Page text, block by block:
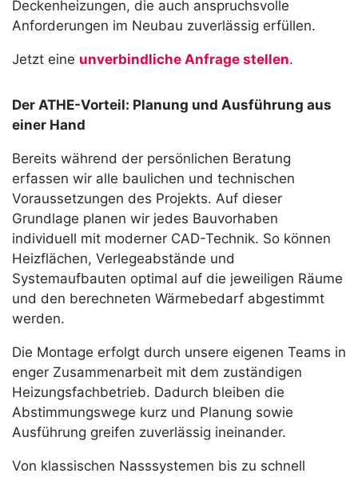
Deckenheizungen, die auch anspruchsvolle
Anforderungen im Neubau zuverlässig erfüllen.
Jetzt eine unverbindliche Anfrage stellen.
Der ATHE-Vorteil: Planung und Ausführung aus
einer Hand
Bereits während der persönlichen Beratung
erfassen wir alle baulichen und technischen
Voraussetzungen des Projekts. Auf dieser
Grundlage planen wir jedes Bauvorhaben
individuell mit moderner CAD-Technik. So können
Heizflächen, Verlegeabstände und
Systemaufbauten optimal auf die jeweiligen Räume
und den berechneten Wärmebedarf abgestimmt
werden.
Die Montage erfolgt durch unsere eigenen Teams in
enger Zusammenarbeit mit dem zuständigen
Heizungsfachbetrieb. Dadurch bleiben die
Abstimmungswege kurz und Planung sowie
Ausführung greifen zuverlässig ineinander.
Von klassischen Nasssystemen bis zu schnell